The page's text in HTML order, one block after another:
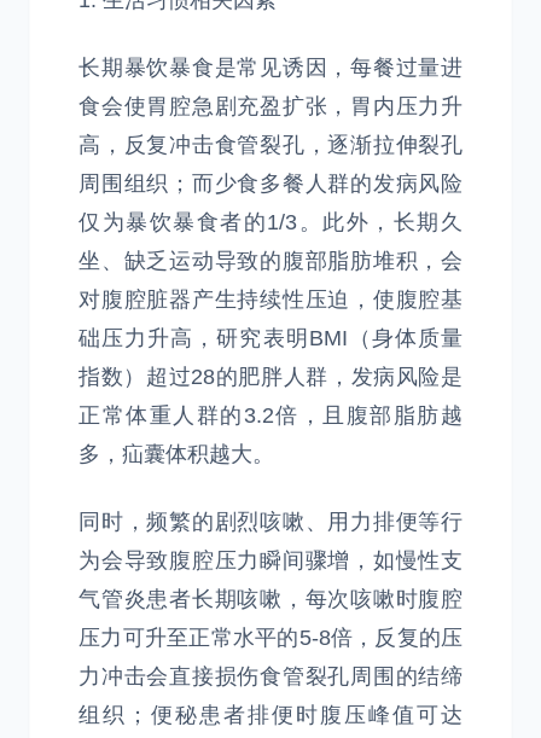
长期暴饮暴食是常见诱因，每餐过量进
食会使胃腔急剧充盈扩张，胃内压力升
高，反复冲击食管裂孔，逐渐拉伸裂孔
周围组织；而少食多餐人群的发病风险
仅为暴饮暴食者的1/3。此外，长期久
坐、缺乏运动导致的腹部脂肪堆积，会
对腹腔脏器产生持续性压迫，使腹腔基
础压力升高，研究表明BMI（身体质量
指数）超过28的肥胖人群，发病风险是
正常体重人群的3.2倍，且腹部脂肪越
多，疝囊体积越大。
同时，频繁的剧烈咳嗽、用力排便等行
为会导致腹腔压力瞬间骤增，如慢性支
气管炎患者长期咳嗽，每次咳嗽时腹腔
压力可升至正常水平的5-8倍，反复的压
力冲击会直接损伤食管裂孔周围的结缔
组织；便秘患者排便时腹压峰值可达